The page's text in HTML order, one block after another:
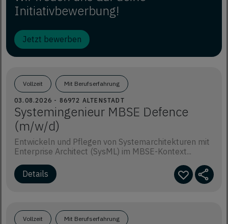
Initiativbewerbung!
Jetzt bewerben
Vollzeit Mit Berufserfahrung
03.08.2026 - 86972 ALTENSTADT
Systemingenieur MBSE Defence
(m/w/d)
Entwickeln und Pflegen von Systemarchitekturen mit
Enterprise Architect (SysML) im MBSE-Kontext...
Vollzeit Mit Berufserfahrung